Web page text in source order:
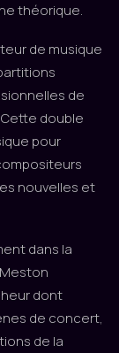
théorique.
de musique
de
double
pour
nouvelles et
dans la
dont
de concert,
de la